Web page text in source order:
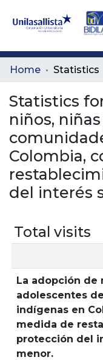
Communities
All of DSpace
Home Statistics
Statistics
niños,
Colombia,
del interés
Total visits
La adopción de
adolescentes
indígenas en
medida de
protección del
menor.